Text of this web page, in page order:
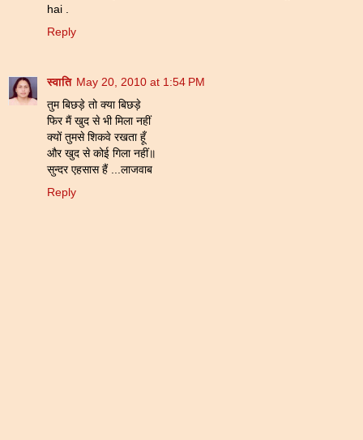
hai .
Reply
स्वाति May 20, 2010 at 1:54 PM
तुम बिछड़े तो क्या बिछड़े
फिर मैं खुद से भी मिला नहीं
क्यों तुमसे शिकवे रखता हूँ
और खुद से कोई गिला नहीं॥
सुन्दर एहसास हैं ...लाजवाब
Reply